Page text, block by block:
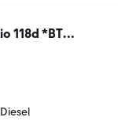
118d *BT
Diesel